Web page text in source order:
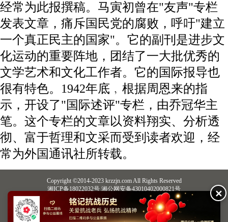
经常为此报撰稿。马寅初曾在"友声"专栏
发表文章，痛斥国民党的腐败，呼吁"建立
一个真正民主的国家"。它的副刊是进步文
化运动的重要阵地，团结了一大批优秀的
文学艺术和文化工作者。它的国际报导也
很有特色。1942年底﹐根据周恩来的指
示，开设了"国际述评"专栏，由乔冠华主
笔。这个专栏的文章以资料翔实、分析透
彻、富于哲理和文采而受到读者欢迎，经
常为外国通讯社所转载。
Copyright ©2014-2023 krzzjn.com All Rights Reserved
湘ICP备18022032号 湘公网安备43010402000821号
中央网信办违法和不良信息举报中心
长沙市互联网违法和不良信息举报中心
不良信息举报电话：0731-85531328 19198230121（微信同号）
纠错电话：18182129125 15116420702
QQ：2652168198
✕